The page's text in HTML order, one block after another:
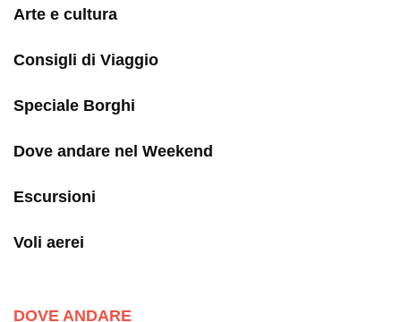
Arte e cultura
Consigli di Viaggio
Speciale Borghi
Dove andare nel Weekend
Escursioni
Voli aerei
DOVE ANDARE